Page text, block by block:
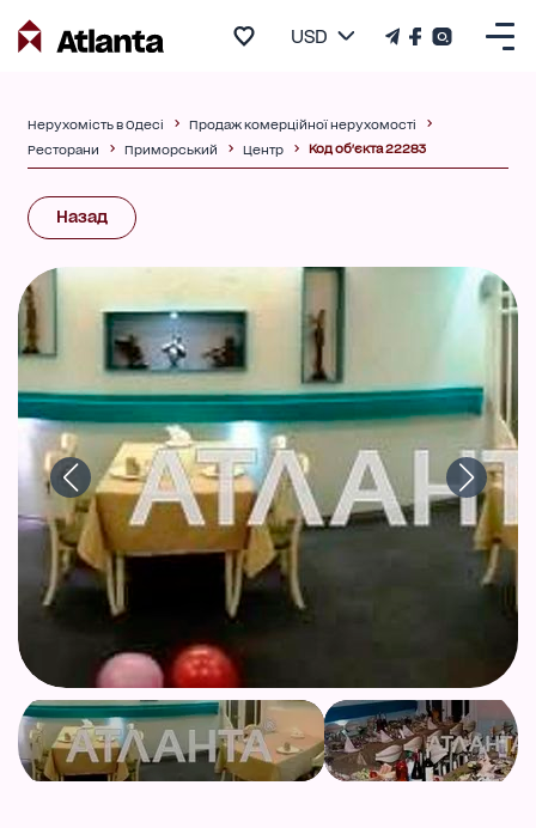
USD
Нерухомість в Одесі
Продаж комерційної нерухомості
Ресторани
Приморський Центр Код об'єкта 22283
Назад